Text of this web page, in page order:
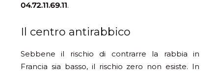
04.72.11.69.11.
Il centro antirabbico
Sebbene il rischio di contrarre la rabbia in
Francia sia basso, il rischio zero non esiste. In